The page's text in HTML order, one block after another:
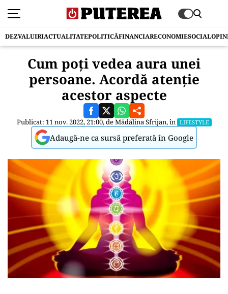
DEZVALUIRIACTUALITATEPOLITICĂFINANCIARECONOMIESOCIAL
Cum poți vedea aura unei
persoane. Acordă atenție
acestor aspecte
Publicat: 11 nov. 2022, 21:00, deMădălina Sfrijan, în LIFESTYLE
Adaugă-ne ca sursă preferată în Google